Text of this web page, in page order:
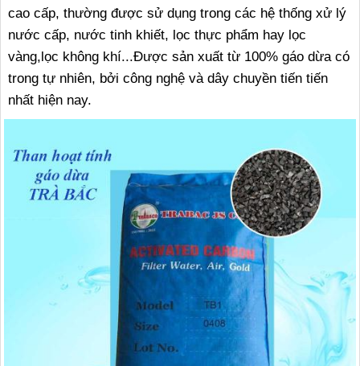
cao cấp, thường được sử dụng trong các hệ thống xử lý
nước cấp, nước tinh khiết, lọc thực phẩm hay lọc
vàng,lọc không khí...Được sản xuất từ 100% gáo dừa có
trong tự nhiên, bởi công nghệ và dây chuyền tiến tiến
nhất hiện nay.